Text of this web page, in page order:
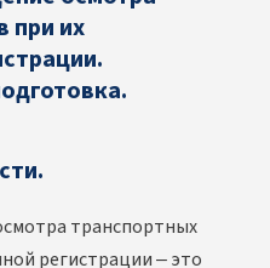
при их
транспортных
регистрации – это